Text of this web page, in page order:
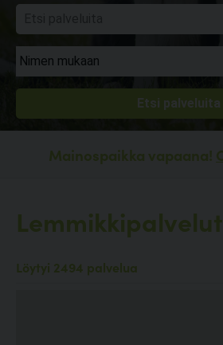
Mainospaikka vapaana!
Lemmikkipalvelut
Löytyi 2494 palvelua